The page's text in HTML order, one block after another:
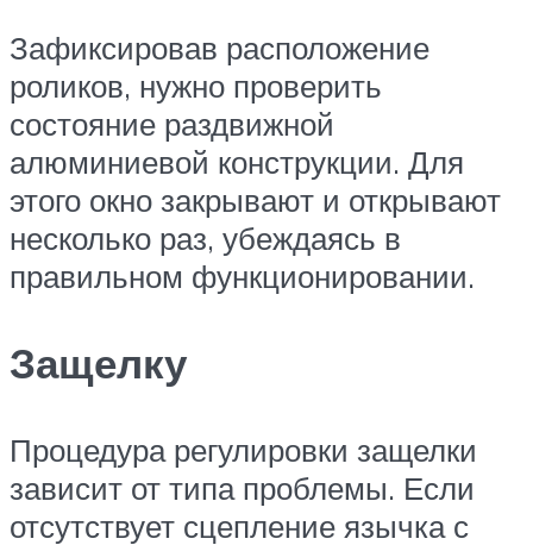
Зафиксировав расположение
роликов, нужно проверить
состояние раздвижной
алюминиевой конструкции. Для
этого окно закрывают и открывают
несколько раз, убеждаясь в
правильном функционировании.
Защелку
Процедура регулировки защелки
зависит от типа проблемы. Если
отсутствует сцепление язычка с